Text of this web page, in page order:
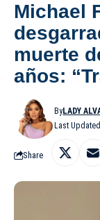
Michael
muerte
años:
Last
ByLADY
Share